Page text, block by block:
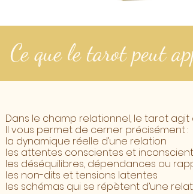
Ce que le tarot peut
Dans le champ relationnel, le tarot
Il vous permet de cerner précisément :
la dynamique réelle d’une relation
les attentes conscientes et
les déséquilibres, dépendances ou
les non-dits et tensions latentes
les schémas qui se répètent d’une